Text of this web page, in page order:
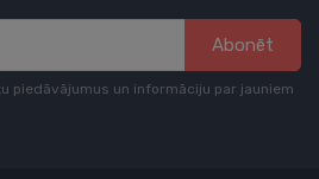
Abonēt
piedāvājumus un informāciju par jauniem